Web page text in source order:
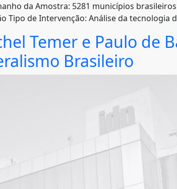
da Amostra: 5281 municípios
Tipo de Intervenção: Análise da tecnologia
Temer e Paulo de
Brasileiro